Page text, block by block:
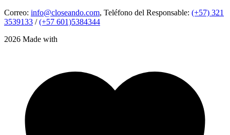
Correo: info@closeando.com, Teléfono del Responsable: (+57) 321
3539133 /(+57 601)5384344
2026 Made with